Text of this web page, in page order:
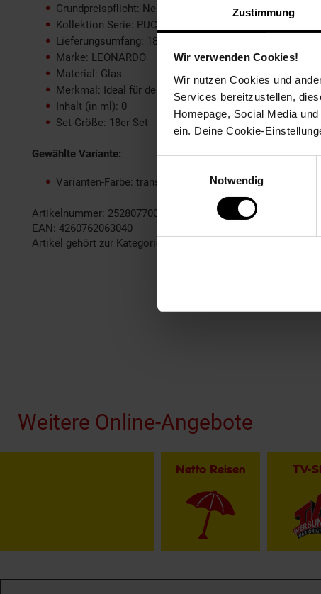
Zustimmung
Wir verwenden Cookies!
Wir nutzen Cookies und
Services bereitzustellen,
Homepage, Social Media
ein. Deine Cookie-
Notwendig
Grundpreispflicht: Nein
Kollektion Serie: PUCCINI
Lieferungsumfang: 18 Gläser
Marke: LEONARDO
Material: Glas
Merkmal: Ideal für den Alltag, spülmaschinengeeignet,
Inhalt (in ml): 0
Set-Größe: 18er Set
Gewählte Variante:
Varianten-Farbe: transparent
Artikelnummer: 2528077000
EAN: 4260762063040
Artikel gehört zur Kategorie:
Weitere Online-Angebote
Netto Reisen TV-